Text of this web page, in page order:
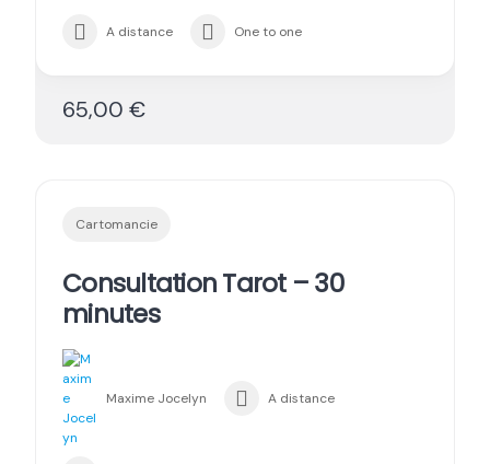
A distance One to one
65,00 €
Cartomancie
Consultation Tarot – 30
minutes
Maxime Jocelyn A distance